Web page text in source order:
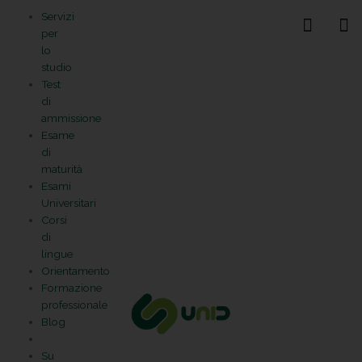
contenuto
Servizi
per
lo
studio
Test
di
ammissione
Esame
di
maturità
Esami
Universitari
Corsi
di
lingue
Orientamento
Formazione
professionale
Blog
Su